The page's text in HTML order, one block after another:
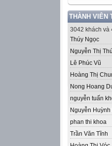
THÀNH VIÊN
3042 khách và
Thúy Ngọc
Nguyễn Thị
Lê Phúc Vũ
Hoàng Thị
Nong Hoang
nguyễn tuấn
Nguyễn Huỳnh
phan thi khoa
Trần Văn Tĩnh